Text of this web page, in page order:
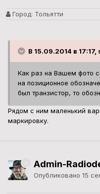
Город: Тольятти
В 15.09.2014 в 17:17,
Как раз на Вашем фото
на позиционное
был транзистор, то
Рядом с ним маленький
маркировку.
Admin-
Опубликовано 15